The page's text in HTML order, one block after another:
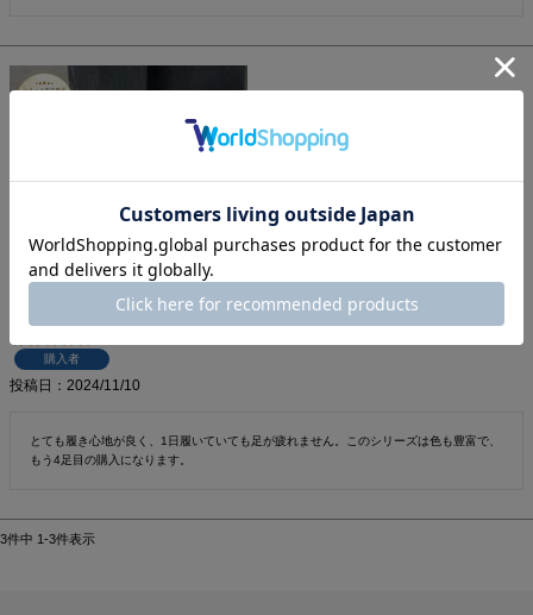
WASH [人気商品] きれい見えフラットシューズ
購入者
投稿日 2024/11/10
とても履き心地が良く、1日履いていても足が疲れません。このシリーズは色も豊富で、
もう4足目の購入になります。
3件中 1-3件表示